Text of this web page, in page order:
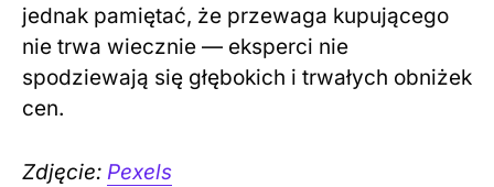
jednak pamiętać, że przewaga kupującego
nie trwa wiecznie — eksperci nie
spodziewają się głębokich i trwałych obniżek
cen.
Zdjęcie: Pexels